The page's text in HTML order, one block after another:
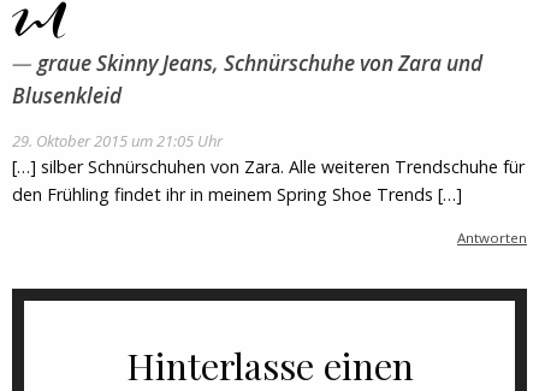
graue Skinny Jeans, Schnürschuhe von Zara und
Blusenkleid
29. Oktober 2015 um 21:05 Uhr
[…] silber Schnürschuhen von Zara. Alle weiteren Trendschuhe für
den Frühling findet ihr in meinem Spring Shoe Trends […]
Antworten
Hinterlasse einen